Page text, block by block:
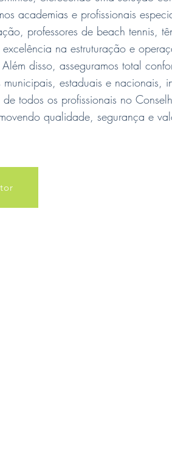
academias e profissionais
professores de beach tennis,
na estruturação e
disso, asseguramos total
municipais, estaduais e nacionais,
todos os profissionais no
qualidade, segurança e